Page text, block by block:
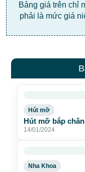
Bảng giá trên chỉ
phải là mức giá
Hút mỡ
Hút mỡ bắp
14/01/2024
Nha Khoa